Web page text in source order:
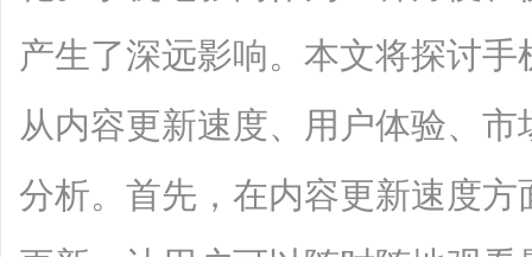
产生了深远影响。本文将探讨
从内容更新速度、用户体验、
分析。首先，在内容更新速度